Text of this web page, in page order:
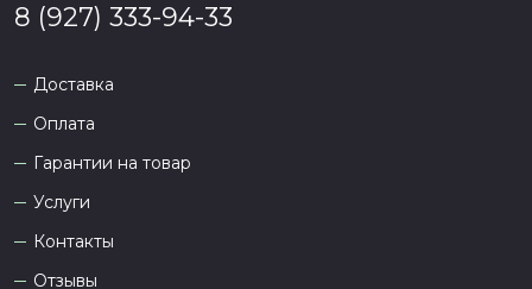
8 (927) 333-94-33
Доставка
Оплата
Гарантии на товар
Услуги
Контакты
Отзывы